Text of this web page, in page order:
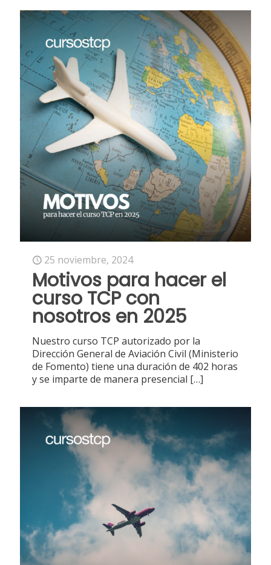
25 noviembre, 2024
Motivos para hacer el
curso TCP con
nosotros en 2025
Nuestro curso TCP autorizado por la
Dirección General de Aviación Civil (Ministerio
de Fomento) tiene una duración de 402 horas
y se imparte de manera presencial […]